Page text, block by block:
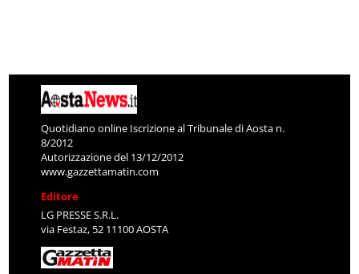
Quotidiano online Iscrizione al Tribunale di Aosta n.
8/2012
Autorizzazione del 13/12/2012
www.gazzettamatin.com
Editore
LG PRESSE S.R.L.
via Festaz, 52 11100 AOSTA